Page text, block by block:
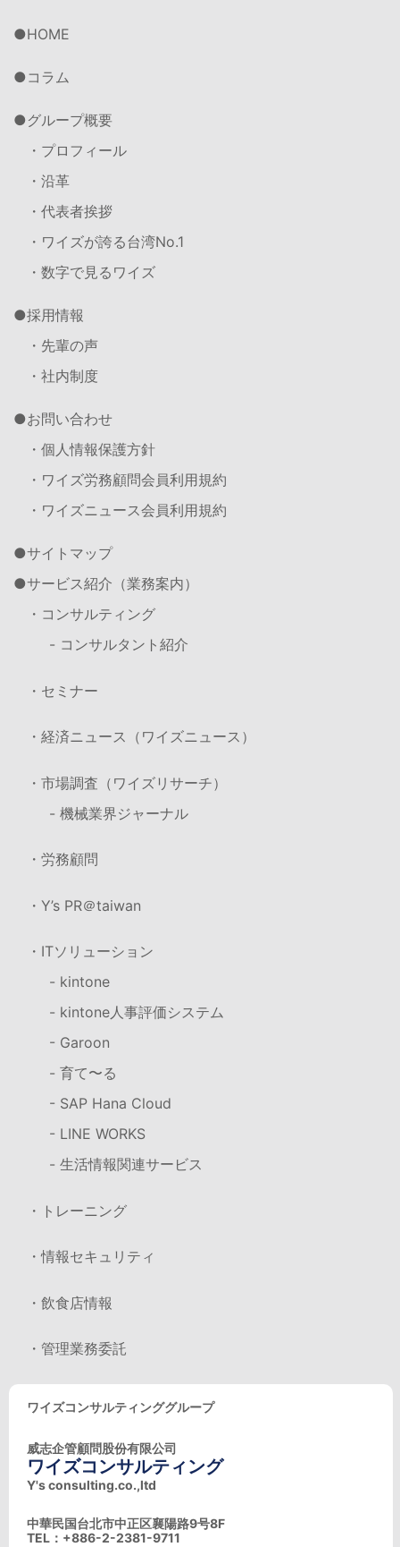
HOME
コラム
グループ概要
・プロフィール
・沿革
・代表者挨拶
・ワイズが誇る台湾No.1
・数字で見るワイズ
採用情報
・先輩の声
・社内制度
お問い合わせ
・個人情報保護方針
・ワイズ労務顧問会員利用規約
・ワイズニュース会員利用規約
サイトマップ
サービス紹介（業務案内）
・コンサルティング
- コンサルタント紹介
・セミナー
・経済ニュース（ワイズニュース）
・市場調査（ワイズリサーチ）
- 機械業界ジャーナル
・労務顧問
・Y’s PR＠taiwan
・ITソリューション
- kintone
- kintone人事評価システム
- Garoon
- 育て〜る
- SAP Hana Cloud
- LINE WORKS
- 生活情報関連サービス
・トレーニング
・情報セキュリティ
・飲食店情報
・管理業務委託
ワイズコンサルティンググループ
威志企管顧問股份有限公司
ワイズコンサルティング
Y's consulting.co.,ltd
中華民国台北市中正区襄陽路9号8F
TEL：+886-2-2381-9711